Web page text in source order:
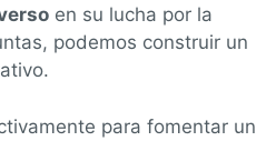
en su lucha por la
podemos construir un
.
para fomentar un